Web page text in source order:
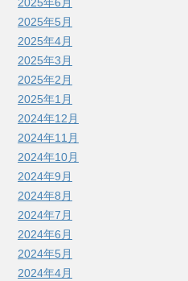
2025年5月
2025年4月
2025年3月
2025年2月
2025年1月
2024年12月
2024年11月
2024年10月
2024年9月
2024年8月
2024年7月
2024年6月
2024年5月
2024年4月